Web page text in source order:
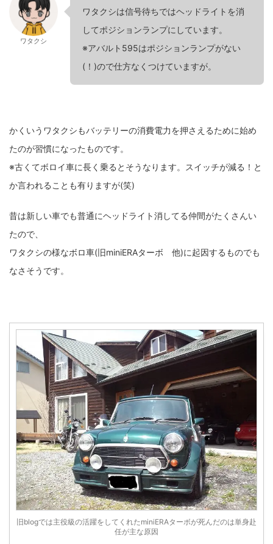
ワタクシ
ワタクシは信号待ちではヘッドライトを消
してポジションランプにしています。
※アバルト595はポジションランプがない
(！)ので仕方なくつけていますが。
かくいうワタクシもバッテリーの消費電力を押さえるために始め
たのが習慣になったものです。
※古くてボロイ車に長く乗るとそうなります。スイッチが減る！と
か言われることも有りますが(笑)
昔は新しい車でも普通にヘッドライト消してる仲間がたくさんい
たので、
ワタクシの様なボロ車(旧miniERAターボ 他)に起因するものでも
なさそうです。
旧blogでは主役級の活躍をしてくれたminiERAターボが死んだのは単身赴
任が主な原因